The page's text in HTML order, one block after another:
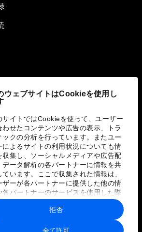
ウェブサイトはCookieを使用し
サイトではCookieを使って、ユーザー
わせたコンテンツや広告の表示、トラ
ックの分析を行っています。またユー
によるサイトの利用状況についても情
収集し、ソーシャルメディアや広告配
データ解析の各パートナーに情報を共
ています。ここで収集された情報は、
ザーが各パートナーに提供した他の情
各パートナーのサービスを使用した際
集された情報と組み合わされ、各パー
ーによって使用されることがありま
全て許可
拒否
取り組み
シーポリシーと利用規約